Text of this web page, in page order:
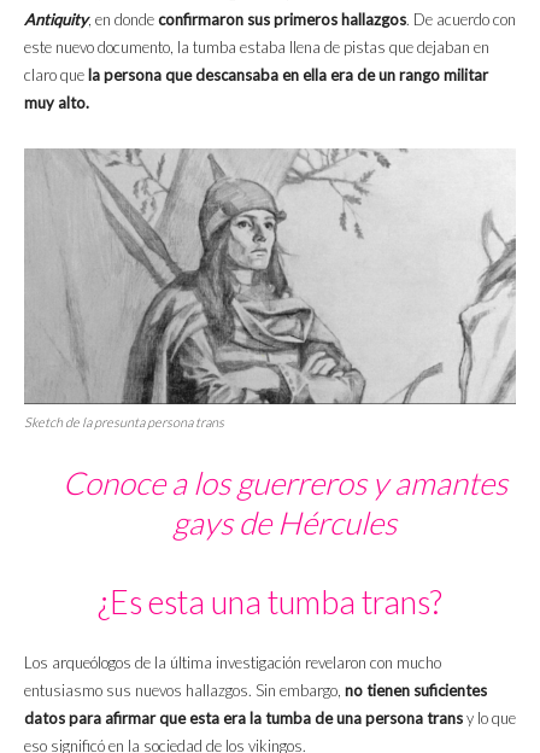
Antiquity, en dondeconfirmaron sus primeros hallazgos. De acuerdo con
este nuevo documento, la tumba estaba llena de pistas que dejaban en
claro quela persona que descansaba en ella era de un rango militar
muy alto.
Sketch de la presunta persona trans
Conoce a los guerreros y amantes
gays de Hércules
¿Es esta una tumba trans?
Los arqueólogos de la última investigación revelaron con mucho
entusiasmo sus nuevos hallazgos. Sin embargo, no tienen suficientes
datos para afirmar que esta era la tumba de una persona transy lo que
eso significó en la sociedad de los vikingos.